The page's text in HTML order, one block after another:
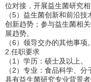
位对接，开展益生菌研究
（5）益生菌创新和前沿
创新趋势；参与益生菌相
展趋势。
（6）领导交办的其他事项。
2.任职要求
（1）学历：硕士及以上。
（2）专业：食品科学、
具有益生菌研究专业背景者